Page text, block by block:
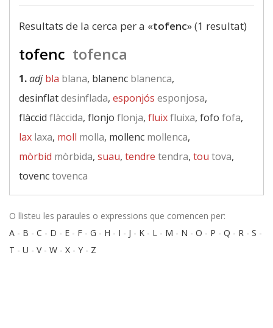
Resultats de la cerca per a «tofenc» (1 resultat)
tofenc tofenca
1.adj bla blana, blanenc blanenca,
desinflatdesinflada, esponjós esponjosa,
flàccid flàccida, flonjo flonja, fluixfluixa, fofo fofa,
lax laxa, moll molla, mollenc mollenca,
mòrbid mòrbida, suau, tendre tendra, tou tova,
tovenctovenca
O llisteu les paraules o expressions que comencen per:
A - B - C - D - E - F - G - H - I - J - K - L - M - N - O - P - Q - R - S -
T - U - V- W - X - Y - Z